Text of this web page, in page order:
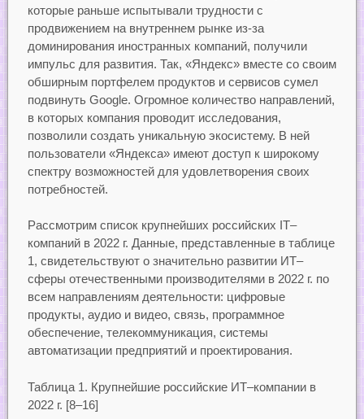
которые раньше испытывали трудности с
продвижением на внутреннем рынке из-за
доминирования иностранных компаний, получили
импульс для развития. Так, «Яндекс» вместе со своим
обширным портфелем продуктов и сервисов сумел
подвинуть Google. Огромное количество направлений,
в которых компания проводит исследования,
позволили создать уникальную экосистему. В ней
пользователи «Яндекса» имеют доступ к широкому
спектру возможностей для удовлетворения своих
потребностей.
Рассмотрим список крупнейших российских IT–
компаний в 2022 г. Данные, представленные в таблице
1, свидетельствуют о значительно развитии ИТ–
сферы отечественными производителями в 2022 г. по
всем направлениям деятельности: цифровые
продукты, аудио и видео, связь, программное
обеспечение, телекоммуникация, системы
автоматизации предприятий и проектирования.
Таблица 1. Крупнейшие российские ИТ–компании в
2022 г. [8–16]